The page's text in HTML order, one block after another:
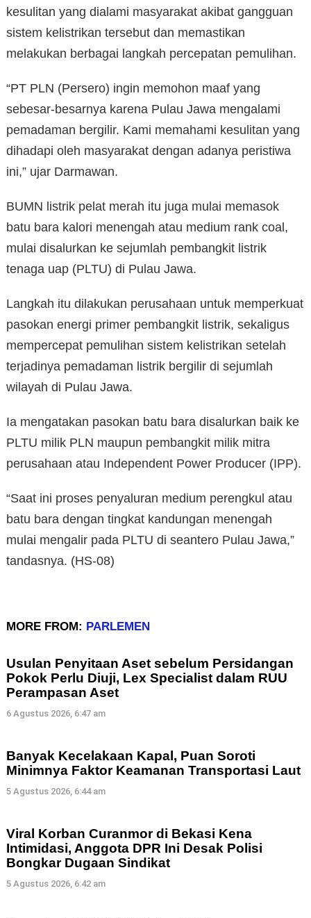
kesulitan yang dialami masyarakat akibat gangguan
sistem kelistrikan tersebut dan memastikan
melakukan berbagai langkah percepatan pemulihan.
“PT PLN (Persero) ingin memohon maaf yang
sebesar-besarnya karena Pulau Jawa mengalami
pemadaman bergilir. Kami memahami kesulitan yang
dihadapi oleh masyarakat dengan adanya peristiwa
ini,” ujar Darmawan.
BUMN listrik pelat merah itu juga mulai memasok
batu bara kalori menengah atau medium rank coal,
mulai disalurkan ke sejumlah pembangkit listrik
tenaga uap (PLTU) di Pulau Jawa.
Langkah itu dilakukan perusahaan untuk memperkuat
pasokan energi primer pembangkit listrik, sekaligus
mempercepat pemulihan sistem kelistrikan setelah
terjadinya pemadaman listrik bergilir di sejumlah
wilayah di Pulau Jawa.
Ia mengatakan pasokan batu bara disalurkan baik ke
PLTU milik PLN maupun pembangkit milik mitra
perusahaan atau Independent Power Producer (IPP).
“Saat ini proses penyaluran medium perengkul atau
batu bara dengan tingkat kandungan menengah
mulai mengalir pada PLTU di seantero Pulau Jawa,”
tandasnya. (HS-08)
MORE FROM: PARLEMEN
Usulan Penyitaan Aset sebelum Persidangan
Pokok Perlu Diuji, Lex Specialist dalam RUU
Perampasan Aset
6 Agustus 2026, 6:47 am
Banyak Kecelakaan Kapal, Puan Soroti
Minimnya Faktor Keamanan Transportasi Laut
5 Agustus 2026, 6:44 am
Viral Korban Curanmor di Bekasi Kena
Intimidasi, Anggota DPR Ini Desak Polisi
Bongkar Dugaan Sindikat
5 Agustus 2026, 6:42 am